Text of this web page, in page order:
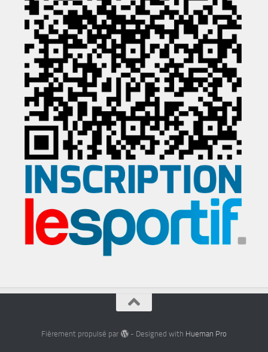
Fièrement propulsé par - Designed with Hueman Pro